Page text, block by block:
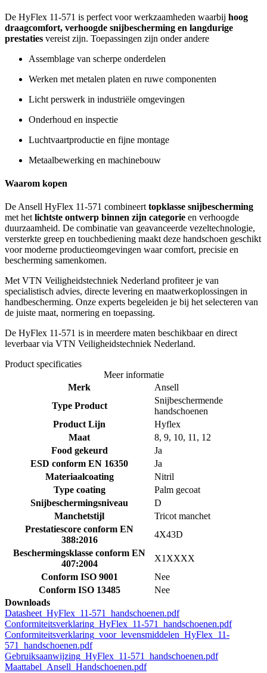
De HyFlex 11-571 is perfect voor werkzaamheden waarbij hoog
draagcomfort, verhoogde snijbescherming en langdurige
prestaties vereist zijn. Toepassingen zijn onder andere
Assemblage van scherpe onderdelen
Werken met metalen platen en ruwe componenten
Licht perswerk in industriële omgevingen
Onderhoud en inspectie
Luchtvaartproductie en fijne montage
Metaalbewerking en machinebouw
Waarom kopen
De Ansell HyFlex 11-571 combineerttopklasse snijbescherming
met hetlichtste ontwerp binnen zijn categorie en verhoogde
duurzaamheid. De combinatie van geavanceerde vezeltechnologie,
versterkte greep en touchbediening maakt deze handschoen geschikt
voor moderne productieomgevingen waar comfort, precisie en
bescherming samenkomen.
Met VTN Veiligheidstechniek Nederland profiteer je van
specialistisch advies, directe levering en maatwerkoplossingen in
handbescherming. Onze experts begeleiden je bij het selecteren van
de juiste maat, normering en toepassing.
De HyFlex 11-571 is in meerdere maten beschikbaar en direct
leverbaar via VTN Veiligheidstechniek Nederland.
Product specificaties
Meer informatie
Merk
Ansell
Type Product
Snijbeschermende
handschoenen
Product Lijn
Hyflex
Maat
8, 9, 10, 11, 12
Food gekeurd
Ja
ESD conform EN 16350
Ja
Materiaalcoating
Nitril
Type coating
Palm gecoat
Snijbeschermingsniveau
D
Manchetstijl
Tricot manchet
Prestatiescore conform EN
388:2016
4X43D
Beschermingsklasse conform EN
407:2004
X1XXXX
Conform ISO 9001
Nee
Conform ISO 13485
Nee
Downloads
Datasheet_HyFlex_11-571_handschoenen.pdf
Conformiteitsverklaring_HyFlex_11-571_handschoenen.pdf
Conformiteitsverklaring_voor_levensmiddelen_HyFlex_11-
571_handschoenen.pdf
Gebruiksaanwijzing_HyFlex_11-571_handschoenen.pdf
Maattabel_Ansell_Handschoenen.pdf